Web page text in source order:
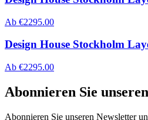
Ab €2295.00
Design House Stockholm
Ab €2295.00
Abonnieren Sie
Abonnieren Sie unseren Newsletter